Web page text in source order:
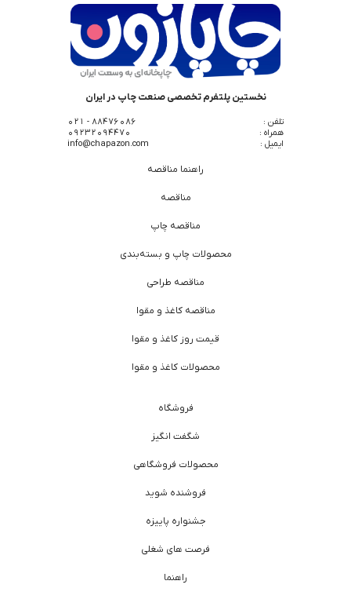
نخستین پلتفرم تخصصی صنعت چاپ در ایران
تلفن :
88476086 - 021
همراه :
09232094470
ایمیل :
info@chapazon.com
راهنما مناقصه
مناقصه
مناقصه چاپ
محصولات چاپ و بسته‌بندی
مناقصه طراحی
مناقصه کاغذ و مقوا
قیمت روز کاغذ و مقوا
محصولات کاغذ و مقوا
فروشگاه
شگفت انگیز
محصولات فروشگاهی
فروشنده شوید
جشنواره پاییزه
فرصت های شغلی
راهنما